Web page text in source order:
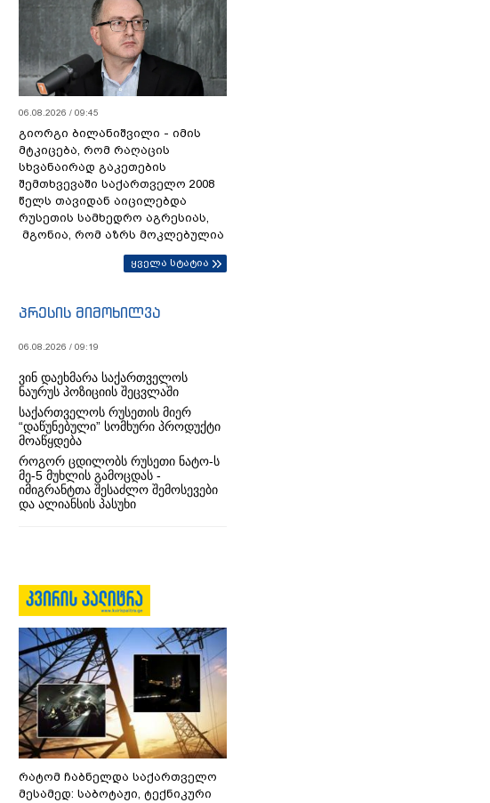
06.08.2026 / 09:45
გიორგი ბილანიშვილი - იმის
მტკიცება, რომ რაღაცის
სხვანაირად გაკეთების
შემთხვევაში საქართველო 2008
წელს თავიდან აიცილებდა
რუსეთის სამხედრო აგრესიას,
მგონია, რომ აზრს მოკლებულია
ყველა სტატია
პრესის მიმოხილვა
06.08.2026 / 09:19
ვინ დაეხმარა საქართველოს
ნაურუს პოზიციის შეცვლაში
საქართველოს რუსეთის მიერ
“დაწუნებული” სომხური პროდუქტი
მოაწყდება
როგორ ცდილობს რუსეთი ნატო-ს
მე-5 მუხლის გამოცდას -
იმიგრანტთა შესაძლო შემოსევები
და ალიანსის პასუხი
რატომ ჩაბნელდა საქართველო
მესამედ: საბოტაჟი, ტექნიკური